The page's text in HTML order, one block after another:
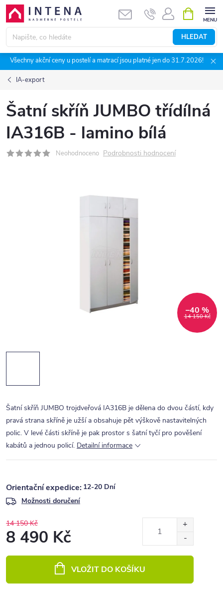
Přejít
obsah
HLEDAT
NÁKUPNÍ
KOŠÍK
Všechny akční ceny u postelí a matrací jsou platné jen do 31.7.2026!
IA-export
Šatní skříň JUMBO třídílná
IA316B - lamino bílá
Neohodnoceno Podrobnosti hodnocení
14 150 Kč
–40 %
Šatní skříň JUMBO trojdveřová IA316B je dělena do dvou částí, kdy
pravá strana skříně je užší a obsahuje pět výškově nastavitelných
polic. V levé části skříně je pak prostor s šatní tyčí pro pověšení
kabátů a jednou policí. Detailní informace
12-20 Dní
Možnosti doručení
14 150 Kč
8 490 Kč
VLOŽIT DO KOŠÍKU